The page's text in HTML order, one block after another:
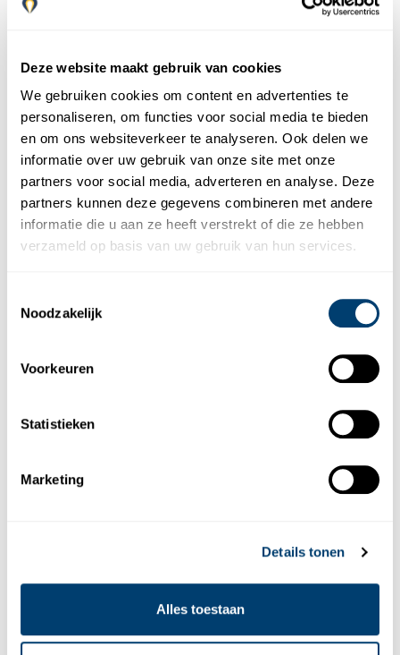
Deze website maakt gebruik van cookies
We gebruiken cookies om content en advertenties te
personaliseren, om functies voor social media te bieden
en om ons websiteverkeer te analyseren. Ook delen we
informatie over uw gebruik van onze site met onze
partners voor social media, adverteren en analyse. Deze
partners kunnen deze gegevens combineren met andere
informatie die u aan ze heeft verstrekt of die ze hebben
verzameld op basis van uw gebruik van hun services.
Noodzakelijk
Voorkeuren
Statistieken
Marketing
Details tonen
Alles toestaan
Kantoren
Av. del Comandante Garcia Morato 28, 29004, Malaga
(+34) 952 234 916